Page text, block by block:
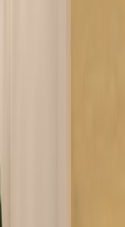
todos los
in Costa
at 6184
in the